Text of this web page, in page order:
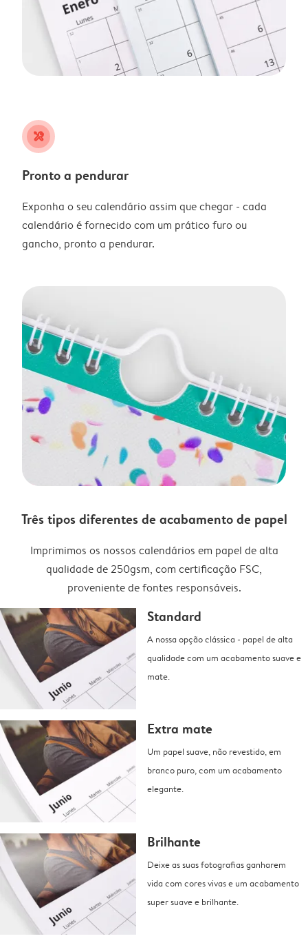
tools
Pronto a pendurar
Exponha o seu calendário assim que chegar - cada
calendário é fornecido com um prático furo ou
gancho, pronto a pendurar.
Três tipos diferentes de acabamento de papel
Imprimimos os nossos calendários em papel de alta
qualidade de 250gsm, com certificação FSC,
proveniente de fontes responsáveis.
Standard
A nossa opção clássica - papel de alta
qualidade com um acabamento suave e
mate.
Extra mate
Um papel suave, não revestido, em
branco puro, com um acabamento
elegante.
Brilhante
Deixe as suas fotografias ganharem
vida com cores vivas e um acabamento
super suave e brilhante.